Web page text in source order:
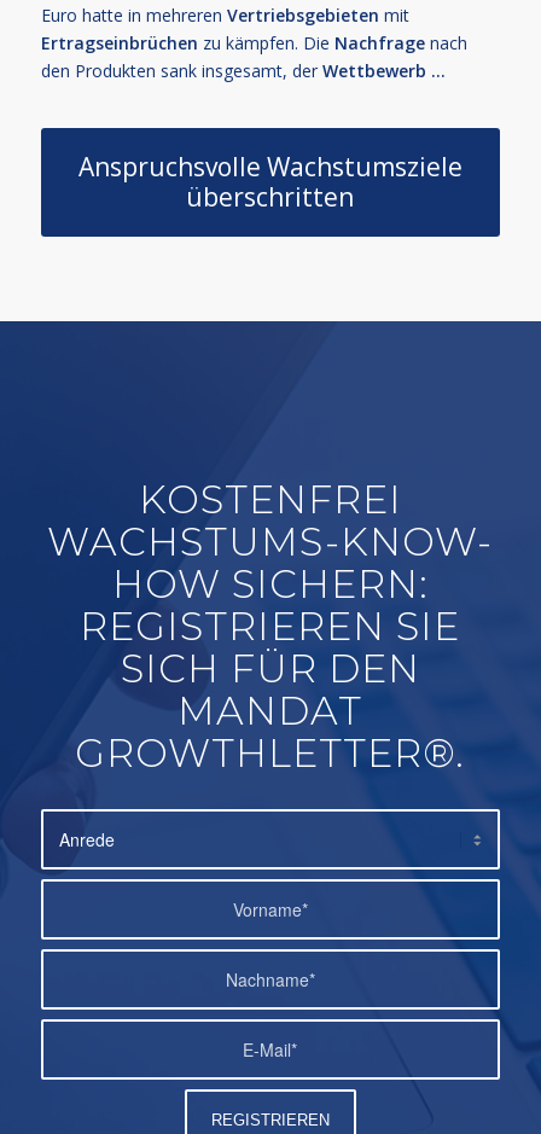
Euro hatte in mehreren Vertriebsgebieten mit
Ertragseinbrüchen zu kämpfen. Die Nachfragenach
den Produkten sank insgesamt, der Wettbewerb …
Anspruchsvolle Wachstumsziele
überschritten
KOSTENFREI
WACHSTUMS-KNOW-
HOW SICHERN:
REGISTRIEREN SIE
SICH FÜR DEN
MANDAT
GROWTHLETTER®.